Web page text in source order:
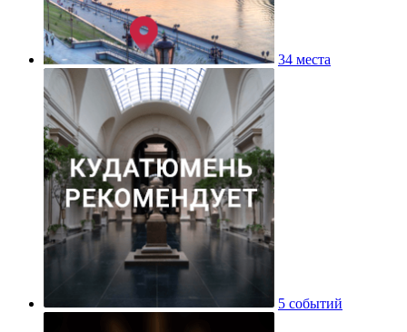
34 места
5 событий